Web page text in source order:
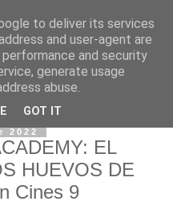
2022
EL
HUEVOS DE
Cines 9
to deliver its services
and user-agent are
and security
generate usage
abuse.
GOT IT